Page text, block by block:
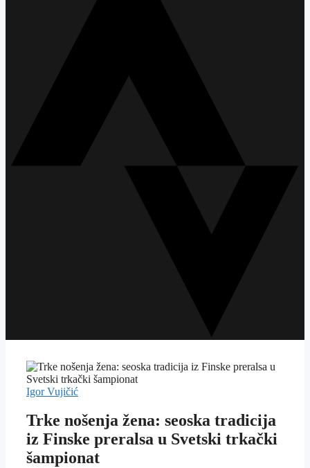
Igor Vujičić
Trke nošenja žena: seoska tradicija
iz Finske preralsa u Svetski trkački
šampionat